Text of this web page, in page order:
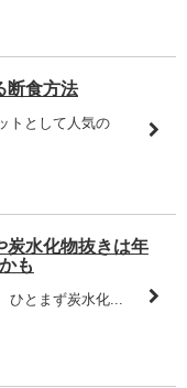
断食方法
トとして人気の
炭水化物抜きは年
も
ひとまず炭水化...